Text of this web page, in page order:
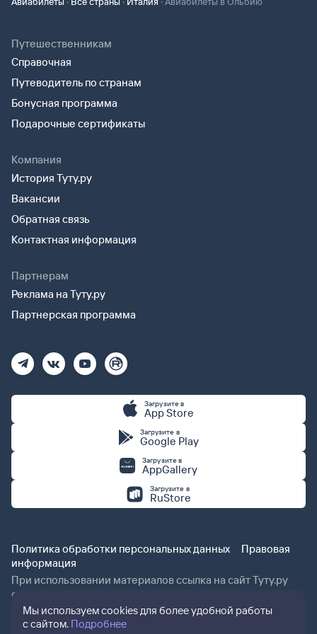
Путешественникам
Справочная
Путеводитель по странам
Бонусная программа
Подарочные сертификаты
Компания
История Туту.ру
Вакансии
Обратная связь
Контактная информация
Партнерам
Реклама на Туту.ру
Партнерская программа
Загрузите в
App Store
Загрузите в
Google Play
Загрузите в
AppGallery
Загрузите в
RuStore
Политика обработки персональных данных
Правовая
информация
При использовании материалов ссылка на сайт Туту.ру
обязательна.
Мы используем cookies для более удобной работы
с сайтом. Подробнее